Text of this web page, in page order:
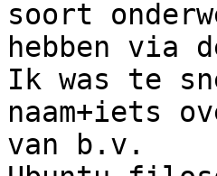
soort
hebben via
Ik was te
naam+iets
van b.v.